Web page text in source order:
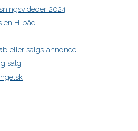
2024
en H-båd
eller salgs annonce
salg
Powered byAnima